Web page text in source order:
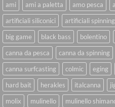
ami ami a paletta amo pesca
artificiali siliconici
artificiali spinning
big game
black bass bolentino
canna da pesca
canna da spinning
canna surfcasting
colmic eging
hard bait
herakles italcanna
molix
mulinello mulinello